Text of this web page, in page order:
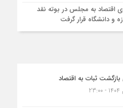
اقتصاد به مجلس در بوته نقد
و دانشگاه قرار گرفت
بازگشت ثبات به اقتصاد